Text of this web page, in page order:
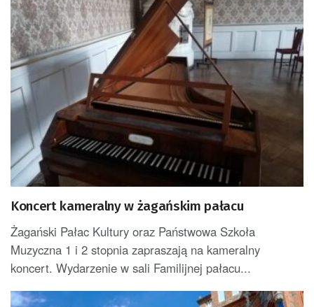
Koncert kameralny w żagańskim pałacu
Żagański Pałac Kultury oraz Państwowa Szkoła
Muzyczna 1 i 2 stopnia zapraszają na kameralny
koncert. Wydarzenie w sali Familijnej pałacu...